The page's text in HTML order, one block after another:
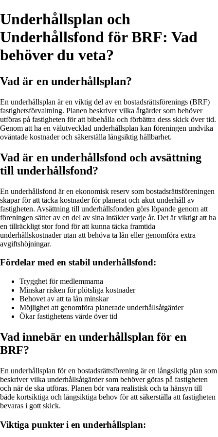
Underhållsplan och
Underhållsfond för BRF: Vad
behöver du veta?
Vad är en underhållsplan?
En underhållsplan är en viktig del av en bostadsrättsförenings (BRF)
fastighetsförvaltning. Planen beskriver vilka åtgärder som behöver
utföras på fastigheten för att bibehålla och förbättra dess skick över tid.
Genom att ha en välutvecklad underhållsplan kan föreningen undvika
oväntade kostnader och säkerställa långsiktig hållbarhet.
Vad är en underhållsfond och avsättning
till underhållsfond?
En underhållsfond är en ekonomisk reserv som bostadsrättsföreningen
skapar för att täcka kostnader för planerat och akut underhåll av
fastigheten. Avsättning till underhållsfonden görs löpande genom att
föreningen sätter av en del av sina intäkter varje år. Det är viktigt att ha
en tillräckligt stor fond för att kunna täcka framtida
underhållskostnader utan att behöva ta lån eller genomföra extra
avgiftshöjningar.
Fördelar med en stabil underhållsfond:
Trygghet för medlemmarna
Minskar risken för plötsliga kostnader
Behovet av att ta lån minskar
Möjlighet att genomföra planerade underhållsåtgärder
Ökar fastighetens värde över tid
Vad innebär en underhållsplan för en
BRF?
En underhållsplan för en bostadsrättsförening är en långsiktig plan som
beskriver vilka underhållsåtgärder som behöver göras på fastigheten
och när de ska utföras. Planen bör vara realistisk och ta hänsyn till
både kortsiktiga och långsiktiga behov för att säkerställa att fastigheten
bevaras i gott skick.
Viktiga punkter i en underhållsplan: